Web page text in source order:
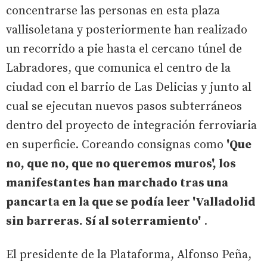
concentrarse las personas en esta plaza
vallisoletana y posteriormente han realizado
un recorrido a pie hasta el cercano túnel de
Labradores, que comunica el centro de la
ciudad con el barrio de Las Delicias y junto al
cual se ejecutan nuevos pasos subterráneos
dentro del proyecto de integración ferroviaria
en superficie. Coreando consignas como 'Que
no, que no, que no queremos muros', los
manifestantes han marchado tras una
pancarta en la que se podía leer 'Valladolid
sin barreras. Sí al soterramiento' .
El presidente de la Plataforma, Alfonso Peña,